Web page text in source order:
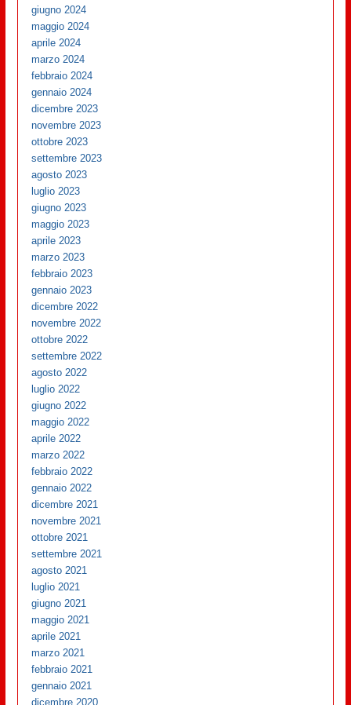
giugno 2024
maggio 2024
aprile 2024
marzo 2024
febbraio 2024
gennaio 2024
dicembre 2023
novembre 2023
ottobre 2023
settembre 2023
agosto 2023
luglio 2023
giugno 2023
maggio 2023
aprile 2023
marzo 2023
febbraio 2023
gennaio 2023
dicembre 2022
novembre 2022
ottobre 2022
settembre 2022
agosto 2022
luglio 2022
giugno 2022
maggio 2022
aprile 2022
marzo 2022
febbraio 2022
gennaio 2022
dicembre 2021
novembre 2021
ottobre 2021
settembre 2021
agosto 2021
luglio 2021
giugno 2021
maggio 2021
aprile 2021
marzo 2021
febbraio 2021
gennaio 2021
dicembre 2020